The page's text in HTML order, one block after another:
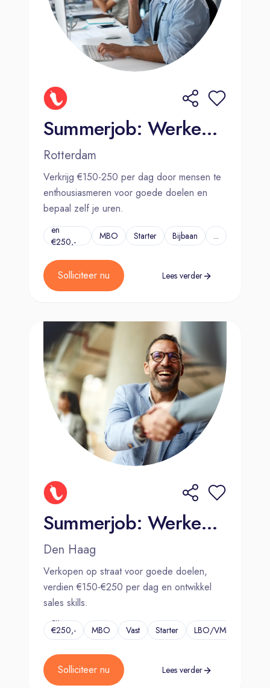
Summerjob: Werken wanneer jij wilt (€150-€250 per dag)
Rotterdam
Verkrijg €150-250 per dag door mensen te
enthousiasmeren voor goede doelen en
bepaal zelf je uren.
€150,-
en
€250,-
MBO Starter Bijbaan ...
Solliciteer nu Lees verder
Summerjob: Werken wanneer jij wilt (€150-€250 per dag)
Den Haag
Verkopen op straat voor goede doelen,
verdien €150-€250 per dag en ontwikkel
sales skills.
€150,-
en
€250,-
per
dag
MBO Vast Starter LBO/VMBO
Solliciteer nu Lees verder